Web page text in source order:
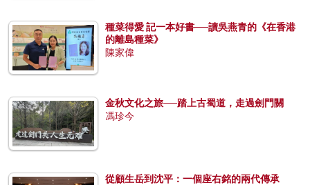
種菜得愛 記一本好書──讀吳燕青的《在香港
的離島種菜》
陳家偉
金秋文化之旅──踏上古蜀道，走過劍門關
馮珍今
從顧生岳到沈平：一個座右銘的兩代傳承